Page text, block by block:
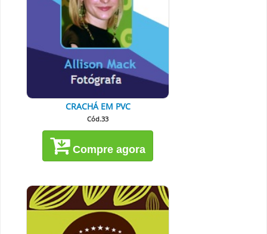
CRACHÁ EM PVC
Cód.33
Compre agora